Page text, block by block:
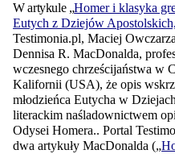
W artykule „Homer i klasyka
Eutych z Dziejów
Testimonia.pl, Maciej
Dennisa R. MacDonalda,
wczesnego chrześcijaństwa w
Kalifornii (USA), że opis
młodzieńca Eutycha w
literackim naśladownictwem
Odysei Homera.. Portal
dwa artykuły MacDonalda („